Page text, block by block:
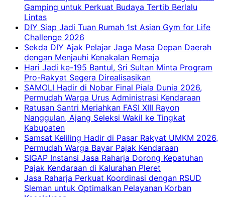
Gamping untuk Perkuat Budaya Tertib Berlalu
Lintas
DIY Siap Jadi Tuan Rumah 1st Asian Gym for Life
Challenge 2026
Sekda DIY Ajak Pelajar Jaga Masa Depan Daerah
dengan Menjauhi Kenakalan Remaja
Hari Jadi ke-195 Bantul, Sri Sultan Minta Program
Pro-Rakyat Segera Direalisasikan
SAMOLI Hadir di Nobar Final Piala Dunia 2026,
Permudah Warga Urus Administrasi Kendaraan
Ratusan Santri Meriahkan FASI XIII Rayon
Nanggulan, Ajang Seleksi Wakil ke Tingkat
Kabupaten
Samsat Keliling Hadir di Pasar Rakyat UMKM 2026,
Permudah Warga Bayar Pajak Kendaraan
SIGAP Instansi Jasa Raharja Dorong Kepatuhan
Pajak Kendaraan di Kalurahan Pleret
Jasa Raharja Perkuat Koordinasi dengan RSUD
Sleman untuk Optimalkan Pelayanan Korban